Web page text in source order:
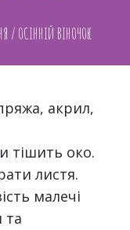
/ ОСІННІЙ ВІНОЧОК
акрил,
тішить око.
листя.
малечі
та